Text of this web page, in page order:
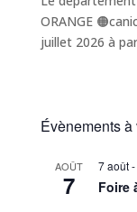
ORANGE
juillet 2026 à
Évènements à
AOÛT
7
7 août-
Foire